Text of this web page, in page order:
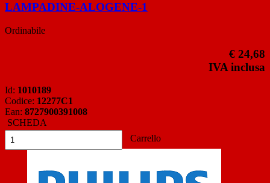
LAMPADINE-ALOGENE-1
Ordinabile
€ 24,68
IVA inclusa
Id: 1010189
Codice: 12277C1
Ean: 8727900391008
SCHEDA
Carrello